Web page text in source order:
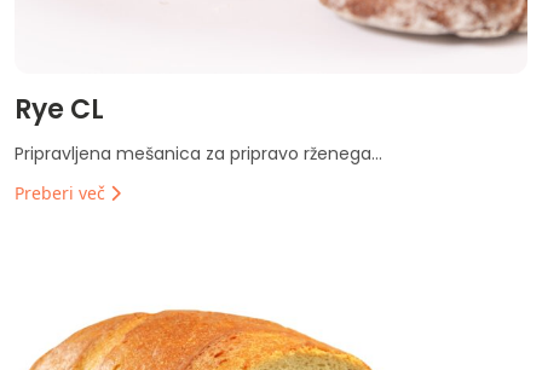
Rye CL
Pripravljena mešanica za pripravo rženega...
Preberi več